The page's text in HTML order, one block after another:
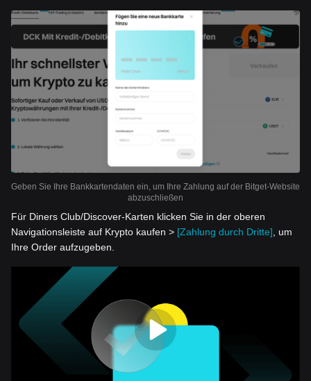
Geben Sie Ihre Bankkartendaten ein, um Ihre Zahlung auf der Bitget-Website
abzuschließen
Für Diners Club/Discover-Karten klicken Sie in der oberen
Navigationsleiste auf Krypto kaufen > [Zahlung durch Dritte], um
Ihre Order aufzugeben.